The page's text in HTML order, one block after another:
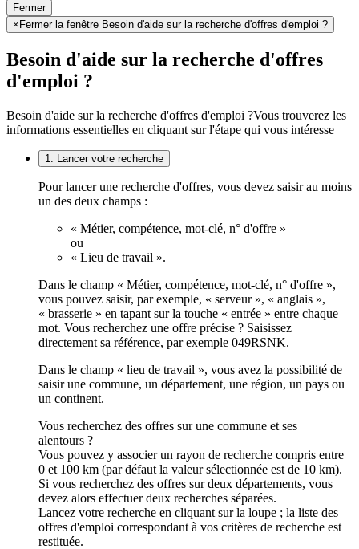
Fermer
× Fermer la fenêtre Besoin d'aide sur la recherche d'offres d'emploi ?
Besoin d'aide sur la recherche d'offres
d'emploi ?
Besoin d'aide sur la recherche d'offres d'emploi ?Vous trouverez les
informations essentielles en cliquant sur l'étape qui vous intéresse
1. Lancer votre recherche
Pour lancer une recherche d'offres, vous devez saisir au moins
un des deux champs :
« Métier, compétence, mot-clé, n° d'offre »
ou
« Lieu de travail ».
Dans le champ « Métier, compétence, mot-clé, n° d'offre »,
vous pouvez saisir, par exemple, « serveur », « anglais »,
« brasserie » en tapant sur la touche « entrée » entre chaque
mot. Vous recherchez une offre précise ? Saisissez
directement sa référence, par exemple 049RSNK.
Dans le champ « lieu de travail », vous avez la possibilité de
saisir une commune, un département, une région, un pays ou
un continent.
Vous recherchez des offres sur une commune et ses
alentours ?
Vous pouvez y associer un rayon de recherche compris entre
0 et 100 km (par défaut la valeur sélectionnée est de 10 km).
Si vous recherchez des offres sur deux départements, vous
devez alors effectuer deux recherches séparées.
Lancez votre recherche en cliquant sur la loupe ; la liste des
offres d'emploi correspondant à vos critères de recherche est
restituée.